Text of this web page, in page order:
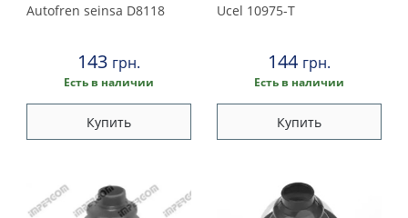
Autofren seinsa D8118
143 грн.
Есть в наличии
Купить
Ucel 10975-T
144 грн.
Есть в наличии
Купить